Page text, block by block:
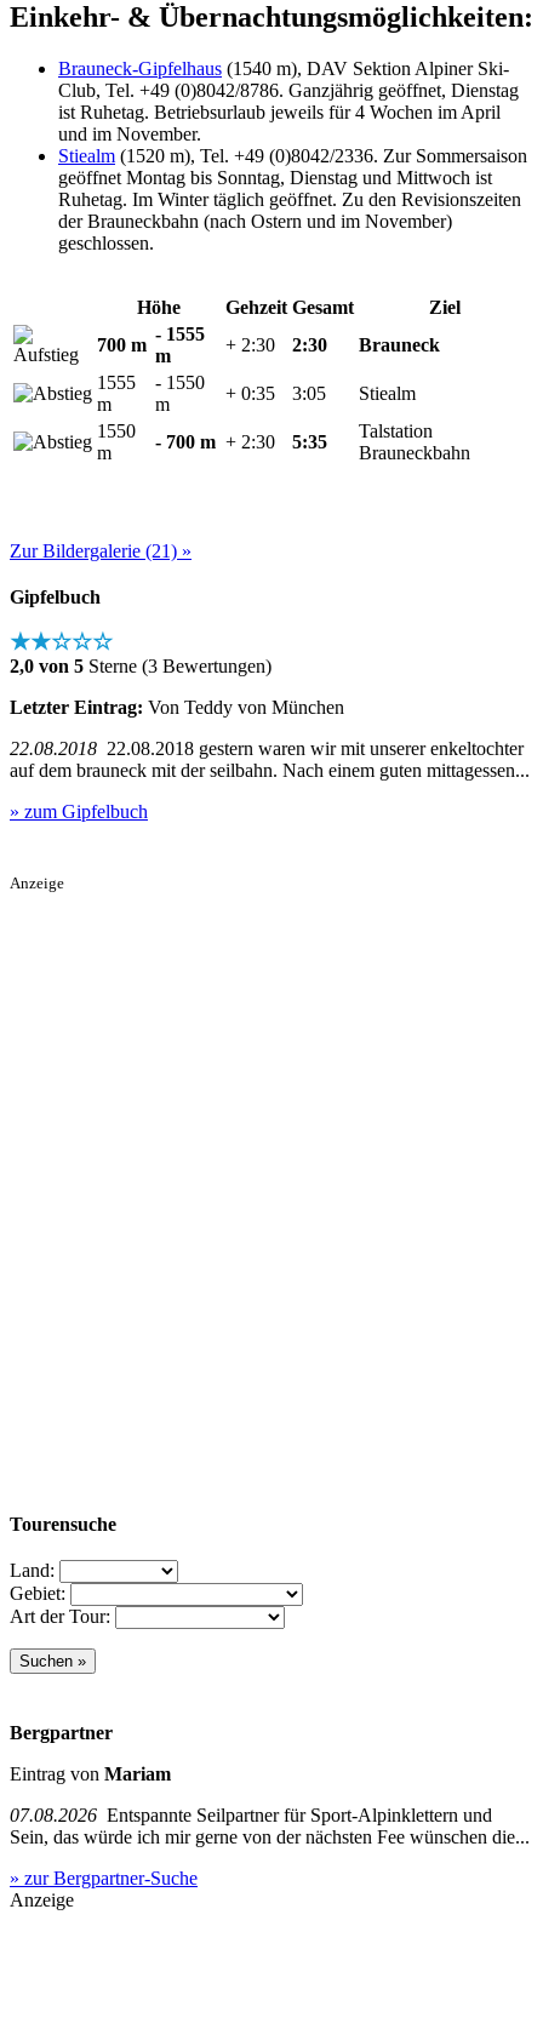
Einkehr- & Übernachtungsmöglichkeiten:
Brauneck-Gipfelhaus (1540 m), DAV Sektion Alpiner Ski-
Club, Tel. +49 (0)8042/8786. Ganzjährig geöffnet, Dienstag
ist Ruhetag. Betriebsurlaub jeweils für 4 Wochen im April
und im November.
Stiealm (1520 m), Tel. +49 (0)8042/2336. Zur Sommersaison
geöffnet Montag bis Sonntag, Dienstag und Mittwoch ist
Ruhetag. Im Winter täglich geöffnet. Zu den Revisionszeiten
der Brauneckbahn (nach Ostern und im November)
geschlossen.
Höhe Gehzeit Gesamt
Ziel
700 m
- 1555
m
+ 2:30 2:30
Brauneck
1555
m
- 1550
m
+ 0:35 3:05
Stiealm
1550
m
- 700 m + 2:30 5:35
Talstation
Brauneckbahn
Zur Bildergalerie (21) »
Gipfelbuch
★★☆☆☆
2,0 von 5 Sterne (3 Bewertungen)
Letzter Eintrag: Von Teddy von München
22.08.2018 22.08.2018 gestern waren wir mit unserer enkeltochter
auf dem brauneck mit der seilbahn. Nach einem guten mittagessen...
» zum Gipfelbuch
Anzeige
Tourensuche
Land:
Gebiet:
Art der Tour:
Bergpartner
Eintrag von Mariam
07.08.2026 Entspannte Seilpartner für Sport-Alpinklettern und
Sein, das würde ich mir gerne von der nächsten Fee wünschen die...
» zur Bergpartner-Suche
Anzeige